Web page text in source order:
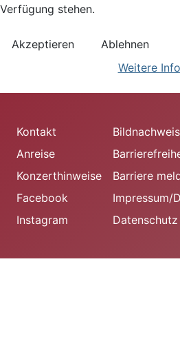
Kontakt
Anreise
Konzerthinweise
Facebook
Instagram
Bildnachweis
Barriere
Impressum/
Datenschutz
Verfügung stehen.
Akzeptieren
Ablehnen
Weitere